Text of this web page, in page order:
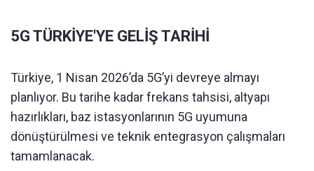
5G TÜRKİYE'YE GELİŞ TARİHİ
Türkiye, 1 Nisan 2026’da 5G’yi devreye almayı
planlıyor. Bu tarihe kadar frekans tahsisi, altyapı
hazırlıkları, baz istasyonlarının 5G uyumuna
dönüştürülmesi ve teknik entegrasyon çalışmaları
tamamlanacak.